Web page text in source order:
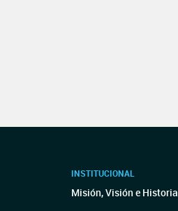
INSTITUCIONAL
Misión, Visión e Historia